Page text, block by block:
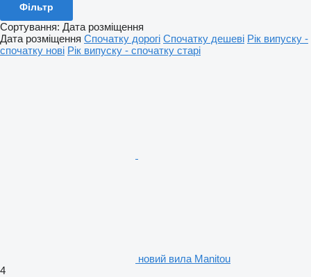
Фільтр
Сортування: Дата розміщення
Дата розміщення Спочатку дорогі Спочатку дешеві Рік випуску -
спочатку нові Рік випуску - спочатку старі
новий вила Manitou
4